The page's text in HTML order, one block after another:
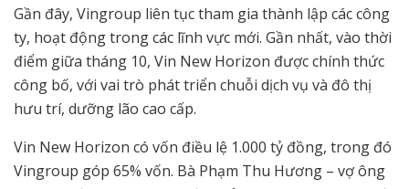
Gần đây, Vingroup liên tục tham gia thành lập các công
ty, hoạt động trong các lĩnh vực mới. Gần nhất, vào thời
điểm giữa tháng 10, Vin New Horizon được chính thức
công bố, với vai trò phát triển chuỗi dịch vụ và đô thị
hưu trí, dưỡng lão cao cấp.
Vin New Horizon có vốn điều lệ 1.000 tỷ đồng, trong đó
Vingroup góp 65% vốn. Bà Phạm Thu Hương – vợ ông